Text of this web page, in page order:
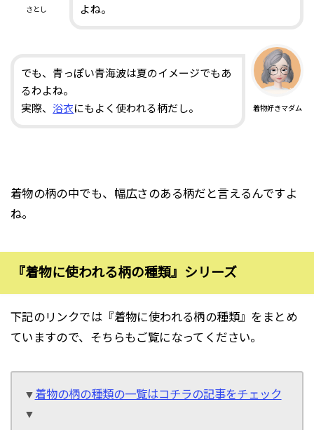
さとし よね。
着物好きマダム
でも、青っぽい青海波は夏のイメージでもあ
るわよね。
実際、浴衣にもよく使われる柄だし。
着物の柄の中でも、幅広さのある柄だと言えるんですよ
ね。
『着物に使われる柄の種類』シリーズ
下記のリンクでは『着物に使われる柄の種類』をまとめ
ていますので、そちらもご覧になってください。
▼ 着物の柄の種類の一覧はコチラの記事をチェック
▼